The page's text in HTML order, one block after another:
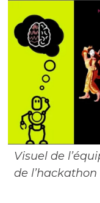
Visuel de
de l’hackathon